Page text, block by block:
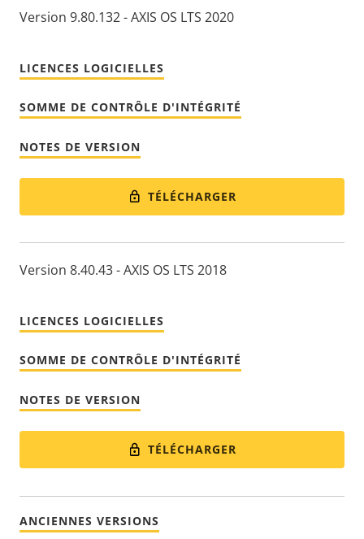
Version 9.80.132 - AXIS OS LTS 2020
LICENCES LOGICIELLES
SOMME DE CONTRÔLE D'INTÉGRITÉ
NOTES DE VERSION
TÉLÉCHARGER
Version 8.40.43 - AXIS OS LTS 2018
LICENCES LOGICIELLES
SOMME DE CONTRÔLE D'INTÉGRITÉ
NOTES DE VERSION
TÉLÉCHARGER
ANCIENNES VERSIONS